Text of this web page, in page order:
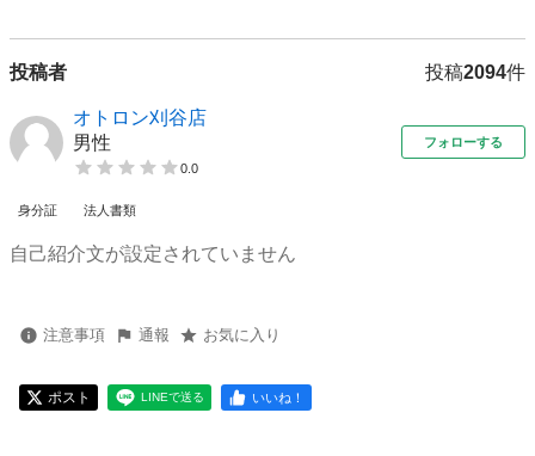
投稿者 投稿2094件
オトロン刈谷店
男性
0.0
フォローする
身分証 法人書類
自己紹介文が設定されていません
注意事項 通報 お気に入り
ポスト LINEで送る いいね！